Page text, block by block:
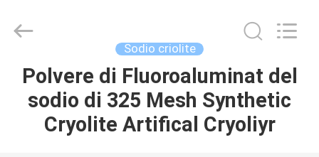
CASA.
PRODOTTI
Imp.&Exp.Co.,Ltd.
Sodio criolite
Polvere di Fluoroaluminat del
sodio di 325 Mesh Synthetic
Cryolite Artifical Cryoliyr